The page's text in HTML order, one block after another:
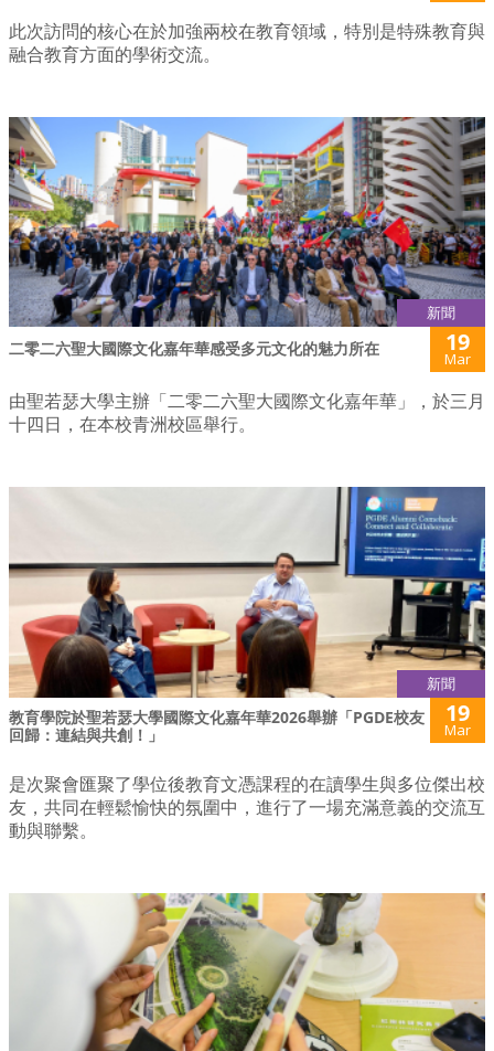
此次訪問的核心在於加強兩校在教育領域，特別是特殊教育與
融合教育方面的學術交流。
新聞
二零二六聖大國際文化嘉年華感受多元文化的魅力所在 19
Mar
由聖若瑟大學主辦「二零二六聖大國際文化嘉年華」，於三月
十四日，在本校青洲校區舉行。
新聞
教育學院於聖若瑟大學國際文化嘉年華2026舉辦「PGDE校友
回歸：連結與共創！」
19
Mar
是次聚會匯聚了學位後教育文憑課程的在讀學生與多位傑出校
友，共同在輕鬆愉快的氛圍中，進行了一場充滿意義的交流互
動與聯繫。